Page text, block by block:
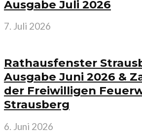
Ausgabe Juli 2026
7. Juli 2026
Rathausfenster
Ausgabe Juni 2026 &
der Freiwilligen
Strausberg
6. Juni 2026